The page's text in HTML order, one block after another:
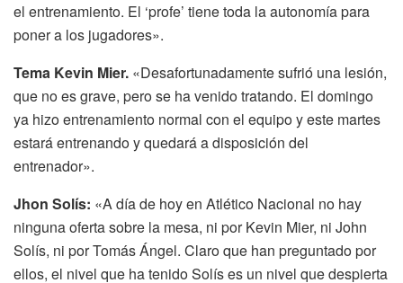
el entrenamiento. El ‘profe’ tiene toda la autonomía para
poner a los jugadores».
Tema Kevin Mier. «Desafortunadamente sufrió una lesión,
que no es grave, pero se ha venido tratando. El domingo
ya hizo entrenamiento normal con el equipo y este martes
estará entrenando y quedará a disposición del
entrenador».
Jhon Solís: «A día de hoy en Atlético Nacional no hay
ninguna oferta sobre la mesa, ni por Kevin Mier, ni John
Solís, ni por Tomás Ángel. Claro que han preguntado por
ellos, el nivel que ha tenido Solís es un nivel que despierta